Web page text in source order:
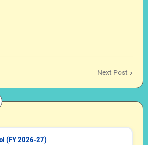
Next Post
(FY 2026-27)